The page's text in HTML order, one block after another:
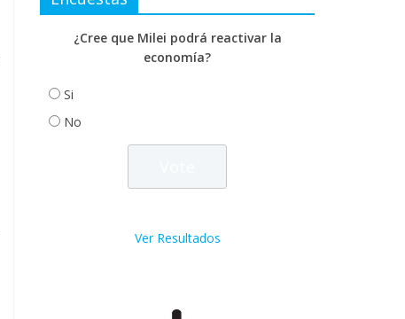
¿Cree que Milei podrá reactivar la
economía?
Si
No
Ver Resultados